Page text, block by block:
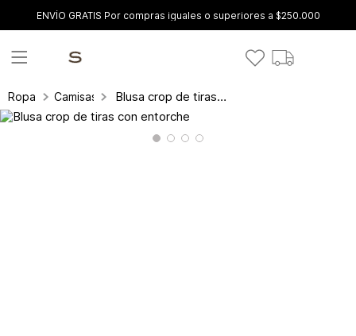
ENVÍO GRATIS Por compras iguales o superiores a $250.000
Ropa Camisas y blusas Blusa crop de tiras con entorche